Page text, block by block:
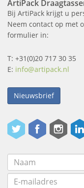
ArtiPack
Bij ArtiPack krijgt u
Neem contact op met
formulier in:
T: +31(0)20 717 30 35
E: info@artipack.nl
Nieuwsbrief